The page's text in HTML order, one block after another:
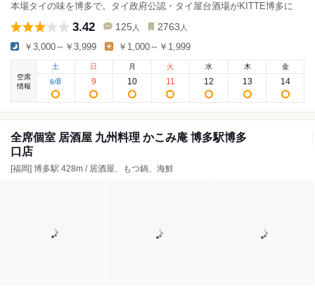
本場タイの味を博多で。タイ政府公認・タイ屋台酒場がKITTE博多に
3.42 125 人 2763 人
￥3,000～￥3,999 ￥1,000～￥1,999
空席
情報
土
8/8
日
9
月
10
火
11
水
12
木
13
金
14
全席個室 居酒屋 九州料理 かこみ庵 博多駅博多
口店
[福岡] 博多駅 428m / 居酒屋、もつ鍋、海鮮